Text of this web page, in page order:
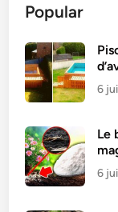
Popular
6
Le
6